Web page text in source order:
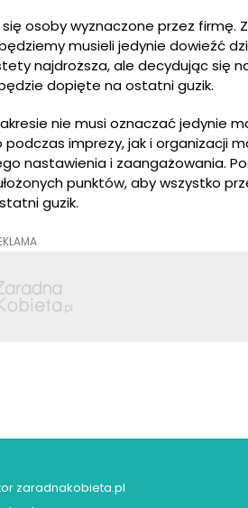
osoby wyznaczone przez firmę.
musieli jedynie dowieźć
najdroższa, ale decydując się
dopięte na ostatni guzik.
nie musi oznaczać jedynie
imprezy, jak i organizacji
nastawienia i zaangażowania.
punktów, aby wszystko
guzik.
zaradnakobieta.pl